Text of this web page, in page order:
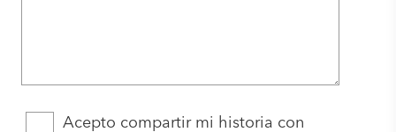
Acepto compartir mi historia con